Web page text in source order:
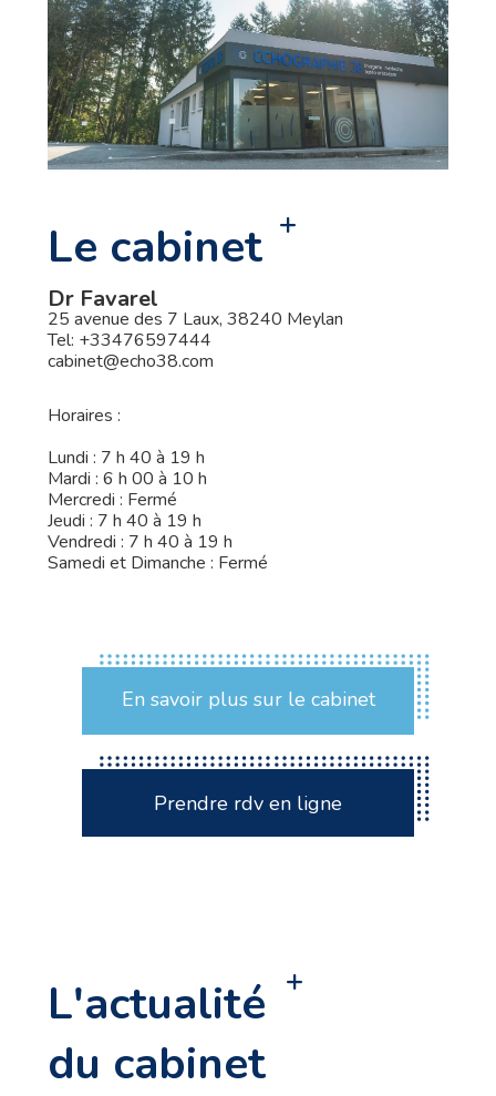
Le cabinet
Dr Favarel
25 avenue des 7 Laux, 38240 Meylan
Tel: +33476597444
cabinet@echo38.com
Horaires :
Lundi : 7 h 40 à 19 h
Mardi : 6 h 00 à 10 h
Mercredi : Fermé
Jeudi : 7 h 40 à 19 h
Vendredi : 7 h 40 à 19 h
Samedi et Dimanche : Fermé
En savoir plus sur le cabinet
Prendre rdv en ligne
L'actualité
du cabinet